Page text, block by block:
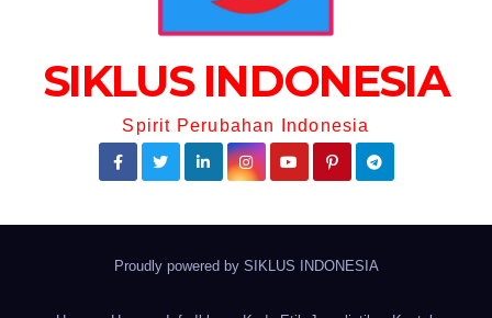
SIKLUS INDONESIA
Spirit Perubahan Indonesia
Proudly powered by SIKLUS INDONESIA